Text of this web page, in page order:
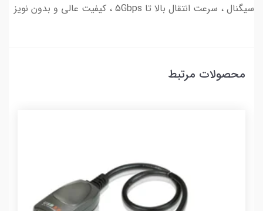
سیگنال ، سرعت انتقال بالا تا 5Gbps ، کیفیت عالی و بدون نویز
محصولات مرتبط